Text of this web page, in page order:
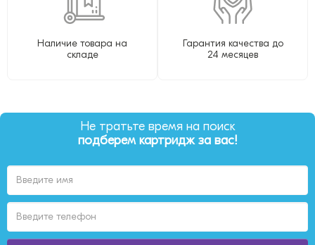
Наличие товара на
складе
Гарантия качества до
24 месяцев
Не тратьте время на поиск
подберем картридж за вас!